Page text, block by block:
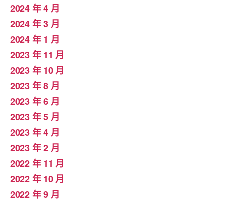
2024 年 4 月
2024 年 3 月
2024 年 1 月
2023 年 11 月
2023 年 10 月
2023 年 8 月
2023 年 6 月
2023 年 5 月
2023 年 4 月
2023 年 2 月
2022 年 11 月
2022 年 10 月
2022 年 9 月